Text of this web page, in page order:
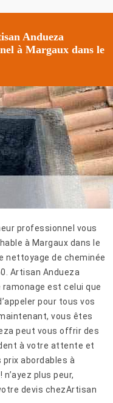
Andueza
à Margaux dans le
professionnel vous
à Margaux dans le
nettoyage de cheminée
Artisan Andueza
est celui que
pour tous vos
vous êtes
peut vous offrir des
à votre attente et
abordables à
n’ayez plus peur,
devis chezArtisan